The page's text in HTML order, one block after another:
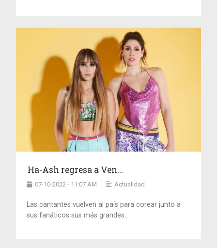
Ha-Ash regresa a Ven...
07-10-2022 - 11:07 AM Actualidad
Las cantantes vuelven al país para corear junto a
sus fanáticos sus más grandes...